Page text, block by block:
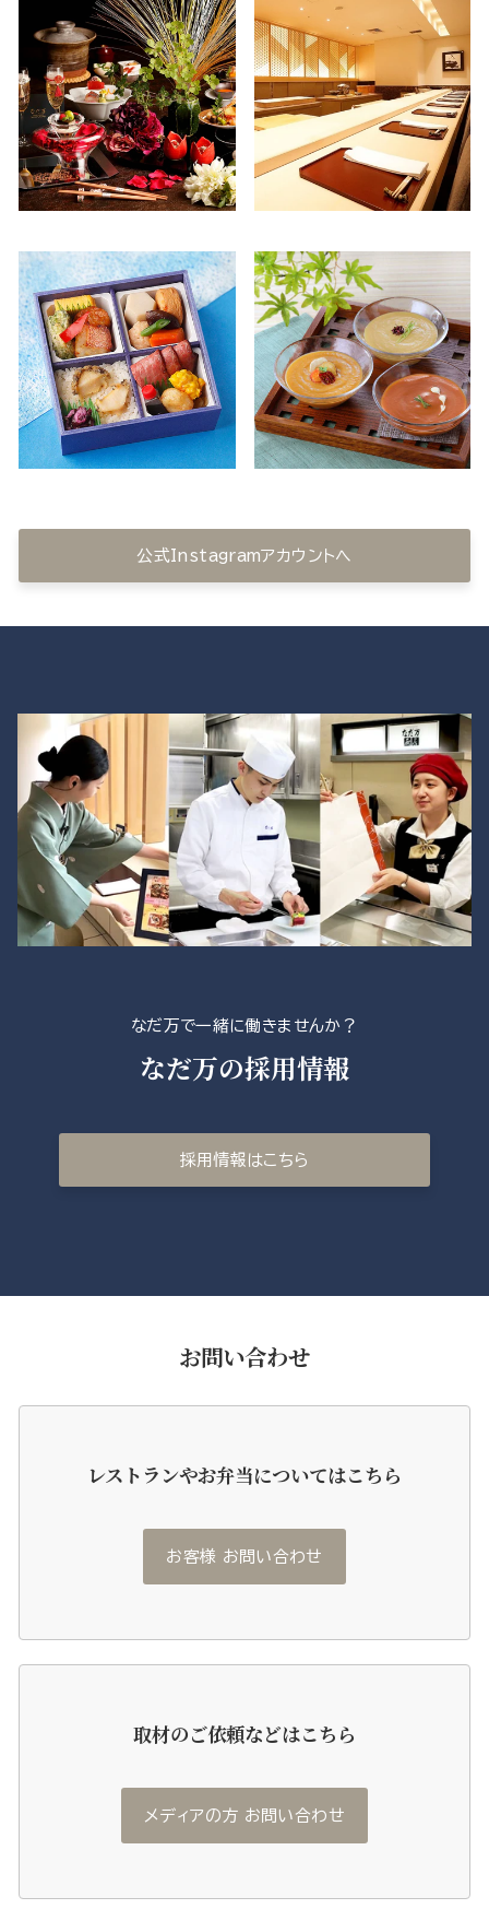
公式Instagramアカウントへ
なだ万で一緒に働きませんか？
なだ万の採用情報
採用情報はこちら
お問い合わせ
レストランやお弁当についてはこちら
お客様 お問い合わせ
取材のご依頼などはこちら
メディアの方 お問い合わせ